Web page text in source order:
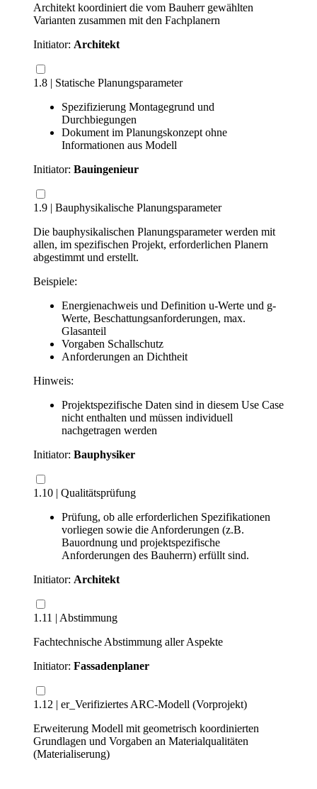
Architekt koordiniert die vom Bauherr gewählten
Varianten zusammen mit den Fachplanern
Initiator: Architekt
1.8 | Statische Planungsparameter
Spezifizierung Montagegrund und
Durchbiegungen
Dokument im Planungskonzept ohne
Informationen aus Modell
Initiator: Bauingenieur
1.9 | Bauphysikalische Planungsparameter
Die bauphysikalischen Planungsparameter werden mit
allen, im spezifischen Projekt, erforderlichen Planern
abgestimmt und erstellt.
Beispiele:
Energienachweis und Definition u-Werte und g-
Werte, Beschattungsanforderungen, max.
Glasanteil
Vorgaben Schallschutz
Anforderungen an Dichtheit
Hinweis:
Projektspezifische Daten sind in diesem Use Case
nicht enthalten und müssen individuell
nachgetragen werden
Initiator: Bauphysiker
1.10 | Qualitätsprüfung
Prüfung, ob alle erforderlichen Spezifikationen
vorliegen sowie die Anforderungen (z.B.
Bauordnung und projektspezifische
Anforderungen des Bauherrn) erfüllt sind.
Initiator: Architekt
1.11 | Abstimmung
Fachtechnische Abstimmung aller Aspekte
Initiator: Fassadenplaner
1.12 | er_Verifiziertes ARC-Modell (Vorprojekt)
Erweiterung Modell mit geometrisch koordinierten
Grundlagen und Vorgaben an Materialqualitäten
(Materialiserung)